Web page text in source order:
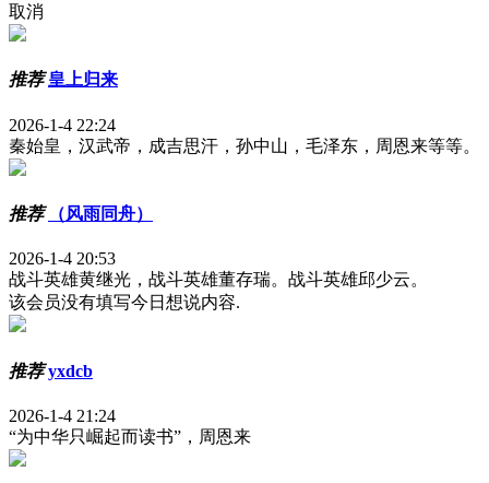
取消
推荐皇上归来
2026-1-4 22:24
秦始皇，汉武帝，成吉思汗，孙中山，毛泽东，周恩来等等。
推荐 （风雨同舟）
2026-1-4 20:53
战斗英雄黄继光，战斗英雄董存瑞。战斗英雄邱少云。
该会员没有填写今日想说内容.
推荐yxdcb
2026-1-4 21:24
“为中华只崛起而读书”，周恩来